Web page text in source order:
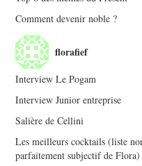
Comment devenir noble ?
florafief
Interview Le Pogam
Interview Junior entreprise
Salière de Cellini
Les meilleurs cocktails (liste
parfaitement subjectif de Flora)